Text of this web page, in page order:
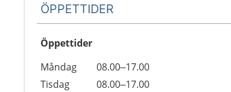
ÖPPETTIDER
Öppettider
Dag
Öppettider
Kommentarer
Måndag
08.00–17.00
Tisdag
08.00–17.00